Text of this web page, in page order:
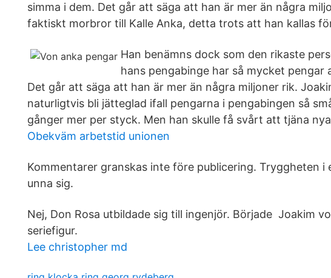
simma i dem. Det går att säga att han är mer än några
faktiskt morbror till Kalle Anka, detta trots att han kallas
Han benämns dock som den rikaste
hans pengabinge har så mycket pengar
Det går att säga att han är mer än några miljoner rik.
naturligtvis bli jätteglad ifall pengarna i pengabingen så
gånger mer per styck. Men han skulle få svårt att tjäna
Obekväm arbetstid unionen
Kommentarer granskas inte före publicering. Tryggheten i
unna sig.
Nej, Don Rosa utbildade sig till ingenjör. Började Joakim
seriefigur.
Lee christopher md